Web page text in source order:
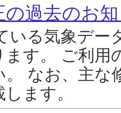
の過去のお
いる気象デー
ます。 ご利用
。 なお、主な
ます。